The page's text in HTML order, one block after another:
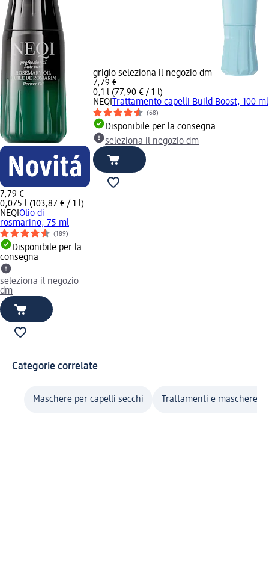
7,79 €
0,075 l (103,87 € / 1 l)
NEQI Olio di
rosmarino, 75 ml
(189)
Disponibile per la
consegna
seleziona il negozio
dm
grigio seleziona il negozio dm
7,79 €
0,1 l (77,90 € / 1 l)
NEQI
Trattamento capelli Build Boost, 100 ml
(68)
Disponibile per la consegna
seleziona il negozio dm
Categorie correlate
Maschere per capelli secchi Trattamenti e maschere